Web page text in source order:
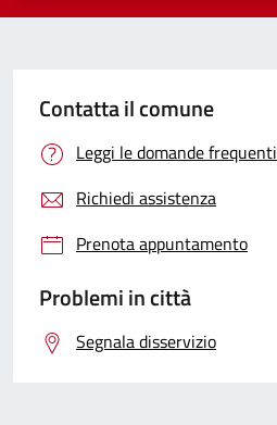
Contatta il comune
Leggi le domande frequenti
Richiedi assistenza
Prenota appuntamento
Problemi in città
Segnala disservizio